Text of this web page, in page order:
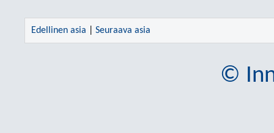
Edellinen asia Seuraava asia
©